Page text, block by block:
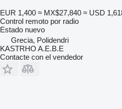
EUR 1,400 ≈ MX$27,840 ≈ USD
Control remoto por radio
Estado nuevo
Grecia, Polidendri
KASTRHO A.E.B.E
Contacte con el vendedor